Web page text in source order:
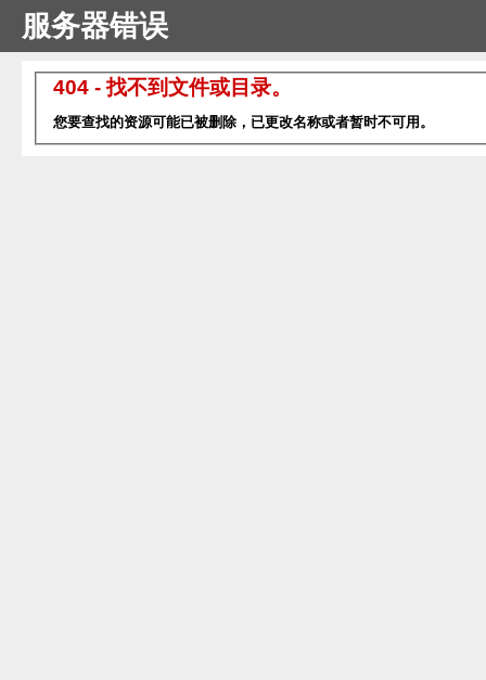
服务器错误
404 - 找不到文件或目录。
您要查找的资源可能已被删除，已更改名称或者暂时不可用。